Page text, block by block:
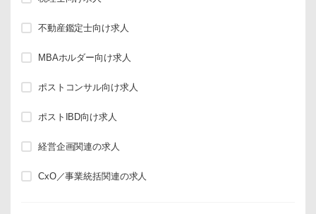
不動産鑑定士向け求人
MBAホルダー向け求人
ポストコンサル向け求人
ポストIBD向け求人
経営企画関連の求人
CxO／事業統括関連の求人